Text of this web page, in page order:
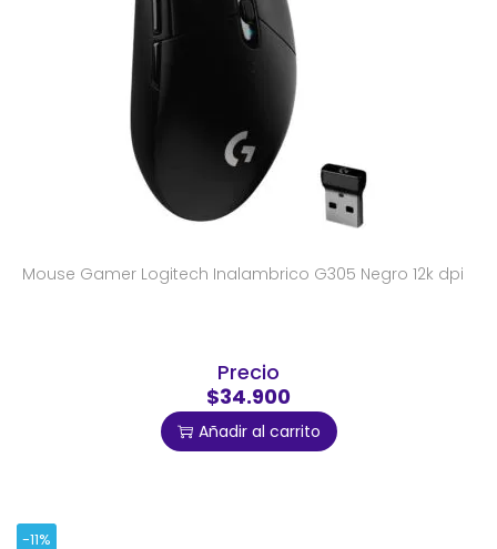
Mouse Gamer Logitech Inalambrico G305 Negro 12k dpi
Precio
$34.900
Añadir al carrito
-11%